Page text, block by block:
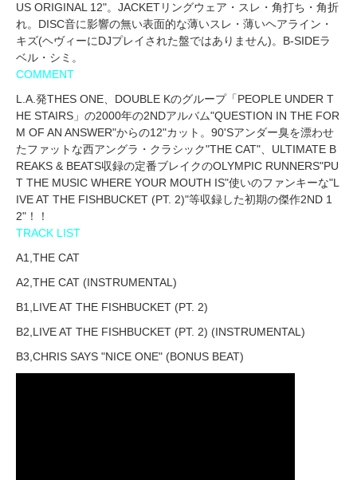
US ORIGINAL 12"。JACKETリングウェア・スレ・角打ち・角折
れ。DISC音に影響の無い表面的な薄いスレ・薄いヘアライン・
キズ(ヘヴィーにDJプレイされた盤ではありません)。B-SIDEラ
ベル・シミ。
COMMENT
L.A.発THES ONE、DOUBLE Kのグループ「PEOPLE UNDER T
HE STAIRS」の2000年の2NDアルバム"QUESTION IN THE FOR
M OF AN ANSWER"からの12"カット。90'Sアンダー臭を漂わせ
たファットな西アングラ・クラシック"THE CAT"、ULTIMATE B
REAKS & BEATS収録の定番ブレイクのOLYMPIC RUNNERS"PU
T THE MUSIC WHERE YOUR MOUTH IS"使いのファンキーな"L
IVE AT THE FISHBUCKET (PT. 2)"等収録した初期の傑作2ND 1
2"！！
TRACK LIST
A1,THE CAT
A2,THE CAT (INSTRUMENTAL)
B1,LIVE AT THE FISHBUCKET (PT. 2)
B2,LIVE AT THE FISHBUCKET (PT. 2) (INSTRUMENTAL)
B3,CHRIS SAYS "NICE ONE" (BONUS BEAT)